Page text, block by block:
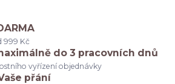
999 Kč
do 3 pracovních dnů
vyřízení objednávky
přání